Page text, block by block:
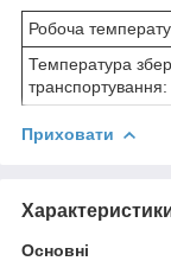
Робоча
Температура
транспортування:
Приховати
Основні